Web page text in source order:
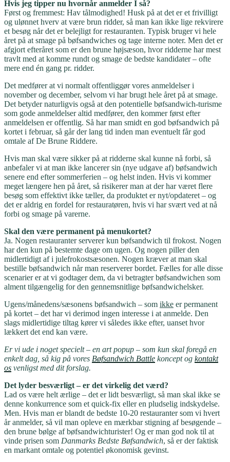
Hvis jeg tipper nu hvornår anmelder I så?
Først og fremmest: Hav tålmodighed! Husk på at det er et frivilligt
og ulønnet hverv at være brun ridder, så man kan ikke lige rekvirere
et besøg når det er belejligt for restauranten. Typisk bruger vi hele
året på at smage på bøfsandwiches og tage interne noter. Men det er
afgjort efteråret som er den brune højsæson, hvor ridderne har mest
travlt med at komme rundt og smage de bedste kandidater – ofte
mere end én gang pr. ridder.
Det medfører at vi normalt offentliggør vores anmeldelser i
november og december, selvom vi har brugt hele året på at smage.
Det betyder naturligvis også at den potentielle bøfsandwich-turisme
som gode anmeldelser altid medfører, den kommer først efter
anmeldelsen er offentlig. Så har man smidt en god bøfsandwich på
kortet i februar, så går der lang tid inden man eventuelt får god
omtale af De Brune Riddere.
Hvis man skal være sikker på at ridderne skal kunne nå forbi, så
anbefaler vi at man ikke lancerer sin (nye udgave af) bøfsandwich
senere end efter sommerferien – og helst inden. Hvis vi kommer
meget længere hen på året, så risikerer man at der har været flere
besøg som effektivt ikke tæller, da produktet er nyt/opdateret – og
det er aldrig en fordel for restauratøren, hvis vi har svært ved at nå
forbi og smage på varerne.
Skal den være permanent på menukortet?
Ja. Nogen restauranter serverer kun bøfsandwich til frokost. Nogen
har den kun på bestemte dage om ugen. Og nogen piller den
midlertidigt af i julefrokostsæsonen. Nogen kræver at man skal
bestille bøfsandwich når man reserverer bordet. Fælles for alle disse
scenarier er at vi godtager dem, da vi betragter bøfsandwichen som
alment tilgængelig for den gennemsnitlige bøfsandwichelsker.
Ugens/månedens/sæsonens bøfsandwich – som ikke er permanent
på kortet – det har vi derimod ingen interesse i at anmelde. Den
slags midlertidige tiltag kører vi således ikke efter, uanset hvor
lækkert det end kan være.
Er vi ude i noget specielt – en art popup – som kun skal foregå en
enkelt dag, så kig på vores Bøfsandwich Battle koncept og kontakt
os venligst med dit forslag.
Det lyder besværligt – er det virkelig det værd?
Lad os være helt ærlige – det er lidt besværligt, så man skal ikke se
denne konkurrence som et quick-fix eller en pludselig indskydelse.
Men. Hvis man er blandt de bedste 10-20 restauranter som vi hvert
år anmelder, så vil man opleve en mærkbar stigning af besøgende –
den brune bølge af bøfsandwichturister! Og er man god nok til at
vinde prisen som Danmarks Bedste Bøfsandwich, så er der faktisk
en markant omtale og potentiel økonomisk gevinst.